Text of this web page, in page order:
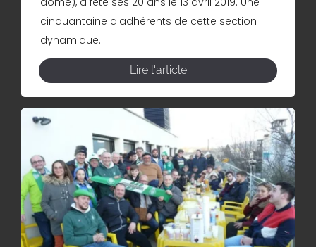
cinquantaine d'adhérents de cette section
dynamique...
Lire l'article